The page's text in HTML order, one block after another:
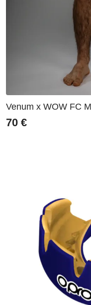
Venum x WOW FC
70 €